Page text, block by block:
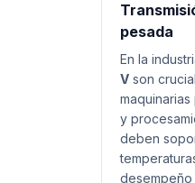
pesada
En la
V son
y
deben